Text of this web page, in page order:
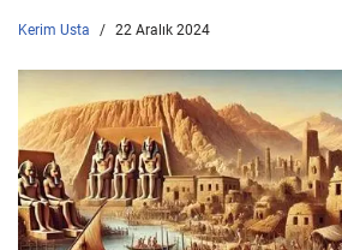
Kerim Usta 22 Aralık 2024